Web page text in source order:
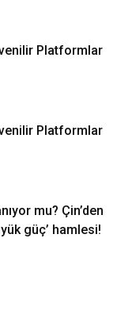
Platformlar
Platformlar
mu? Çin’den
güç’ hamlesi!